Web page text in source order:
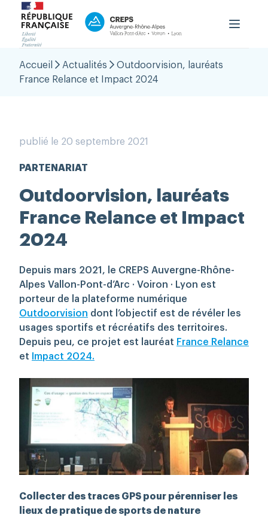
Le CREPS
Formation
OutLab
PRNTESN
Contact
Boutique
Rechercher
Accueil Actualités
Outdoorvision, lauréats
France Relance et Impact 2024
publié le 20 septembre 2021
PARTENARIAT
Outdoorvision, lauréats
France Relance et Impact
2024
Depuis mars 2021, le CREPS Auvergne-Rhône-
Alpes Vallon-Pont-d’Arc · Voiron · Lyon est
porteur de la plateforme numérique
Outdoorvision dont l’objectif est de révéler les
usages sportifs et récréatifs des territoires.
Depuis peu, ce projet est lauréat France Relance
et
Impact 2024.
Collecter des traces GPS pour pérenniser les
lieux de pratique de sports de nature